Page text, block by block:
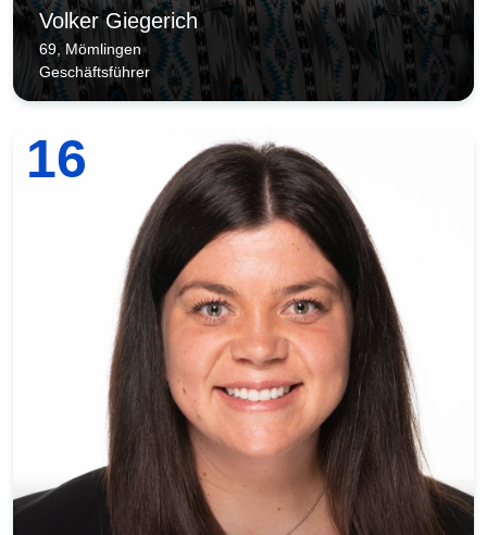
Volker Giegerich
69, Mömlingen
Geschäftsführer
16